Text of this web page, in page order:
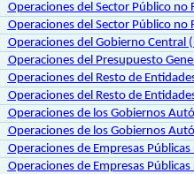
Operaciones del Sector Público no
Operaciones del Sector Público
Operaciones del Gobierno Central
Operaciones del Presupuesto
Operaciones del Resto de
Operaciones del Resto de
Operaciones de los Gobiernos
Operaciones de los Gobiernos
Operaciones de Empresas
Operaciones de Empresas